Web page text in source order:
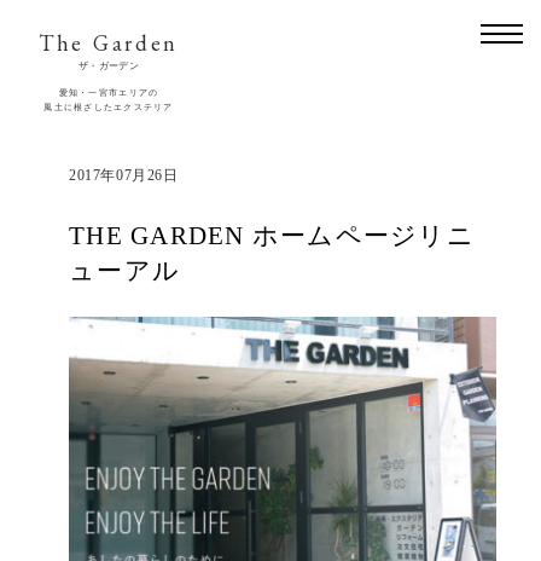
The Garden
ザ・ガーデン
愛知・一宮市エリアの
風土に根ざしたエクステリア
2017年07月26日
THE GARDEN ホームページリニ
ューアル